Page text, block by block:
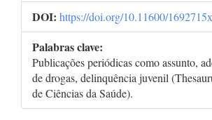
DOI: https://doi.org/10.11600/
Palabras clave:
Publicações periódicas como assunto,
de drogas, delinquência juvenil
de Ciências da Saúde).